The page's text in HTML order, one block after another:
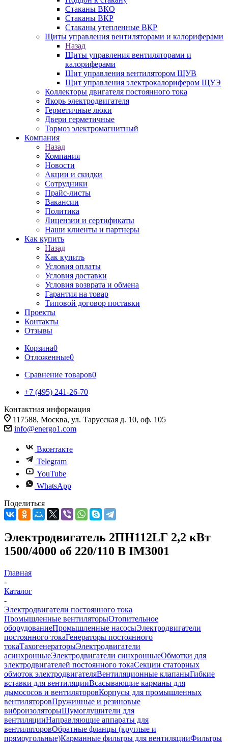
Стаканы ВКО
Стаканы ВКР
Стаканы утепленные ВКР
Щиты управления вентиляторами и калориферами
Назад
Щиты управления вентиляторами и
калориферами
Щит управления вентилятором ЩУВ
Щит управления электрокалорифером ЩУЭ
Коллекторы двигателя постоянного тока
Якорь электродвигателя
Герметичные люки
Двери герметичные
Тормоз электромагнитный
Компания
Назад
Компания
Новости
Акции и скидки
Сотрудники
Прайс-листы
Вакансии
Политика
Лицензии и сертификаты
Наши клиенты и партнеры
Как купить
Назад
Как купить
Условия оплаты
Условия доставки
Условия возврата и обмена
Гарантия на товар
Типовой договор поставки
Проекты
Контакты
Отзывы
Корзина0
Отложенные0
Сравнение товаров0
+7 (495) 241-26-70
Контактная информация
117588, Москва, ул. Тарусская д. 10, оф. 105
info@energo1.com
Вконтакте
Telegram
YouTube
WhatsApp
Поделиться
Электродвигатель 2ПН112LГ 2,2 кВт
1500/4000 об 220/110 В IM3001
Главная
-
Каталог
-
Электродвигатели постоянного тока
Промышленные вентиляторыОтопительное
оборудованиеПромышленные насосыЭлектродвигатели
постоянного токаГенераторы постоянного
токаТахогенераторыЭлектродвигатели
асинхронныеЭлектродвигатели синхронныеОбмотки для
электродвигателей постоянного токаСекции статорных
обмоток электродвигателяВентиляционные клапаныГибкие
вставки для вентиляцииВсасывающие карманы для
дымососов и вентиляторовКорпусы для промышленных
вентиляторовПружинные и резиновые
виброизоляторыШумоглушители для
вентиляцииНаправляющие аппараты для
вентиляторовОбратные фланцы (круглые и
прямоугольные)Карманные фильтры для вентиляцииФильтры